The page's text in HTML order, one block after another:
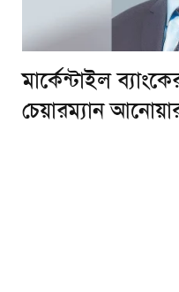
মার্কেন্টাইল
চেয়ারম্যান